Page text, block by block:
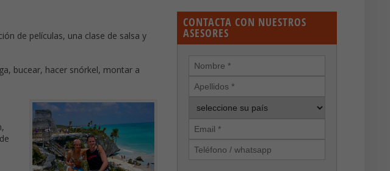
de películas, una clase de salsa y
bucear, hacer snórkel, montar a
CONTACTA CON NUESTROS
ASESORES